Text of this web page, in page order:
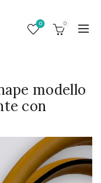
0 0
modello
con